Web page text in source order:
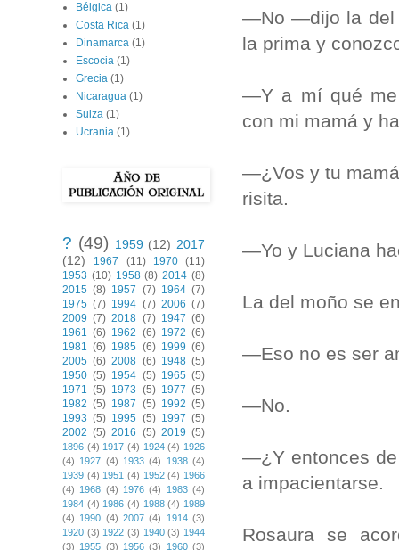
—No —dijo la del
la prima y
—Y a mí qué me
con mi mamá y
—¿Vos y tu
risita.
—Yo y Luciana
La del moño se
—Eso no es ser
—No.
—¿Y entonces
a impacientarse.
Rosaura se
Bélgica (1)
Costa Rica (1)
Dinamarca (1)
Escocia (1)
Grecia (1)
Nicaragua (1)
Suiza (1)
Ucrania (1)
? (49) 1959 (12) 2017
(12)
1967 (11) 1970 (11)
1953 (10) 1958 (8) 2014 (8)
2015 (8) 1957 (7) 1964 (7)
1975 (7) 1994 (7) 2006 (7)
2009 (7) 2018 (7) 1947 (6)
1961 (6) 1962 (6) 1972 (6)
1981 (6) 1985 (6) 1999 (6)
2005 (6) 2008 (6) 1948 (5)
1950 (5) 1954 (5) 1965 (5)
1971 (5) 1973 (5) 1977 (5)
1982 (5) 1987 (5) 1992 (5)
1993 (5) 1995 (5) 1997 (5)
2002 (5) 2016 (5) 2019 (5)
1896 (4) 1917 (4) 1924 (4) 1926
(4) 1927 (4) 1933 (4) 1938 (4)
1939 (4) 1951 (4) 1952 (4) 1966
(4) 1968 (4) 1976 (4) 1983 (4)
1984 (4) 1986 (4) 1988 (4) 1989
(4) 1990 (4) 2007 (4) 1914 (3)
1920 (3) 1922 (3) 1940 (3) 1944
(3) 1955 (3) 1956 (3) 1960 (3)